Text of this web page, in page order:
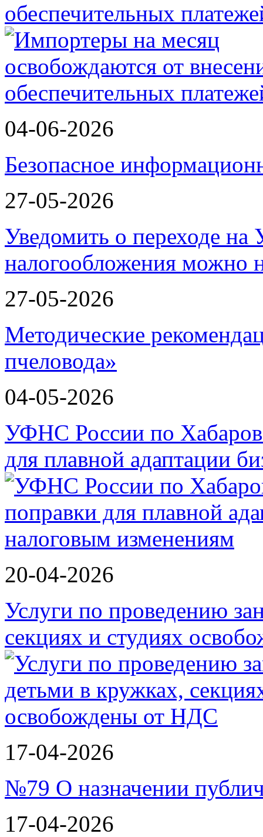
обеспечительных
04-06-2026
Безопасное
27-05-2026
Уведомить о переходе
налогообложения можно
27-05-2026
Методические
пчеловода»
04-05-2026
УФНС России по
для плавной адаптации
20-04-2026
Услуги по проведению
секциях и студиях
17-04-2026
№79 О назначении
17-04-2026